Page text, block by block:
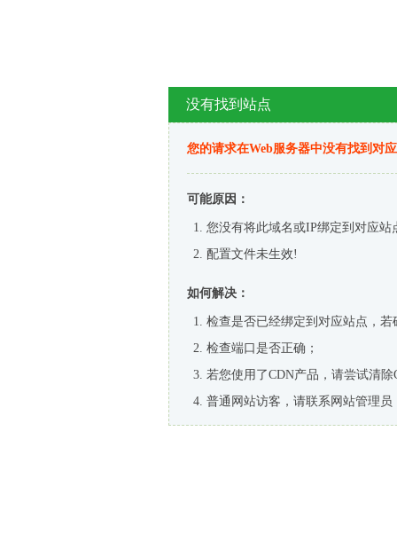
没有找到站点
您的请求在Web服务器中没有找到对
可能原因：
您没有将此域名或IP绑定到对应站
配置文件未生效!
如何解决：
检查是否已经绑定到对应站点，
检查端口是否正确；
若您使用了CDN产品，请尝试清除
普通网站访客，请联系网站管理员